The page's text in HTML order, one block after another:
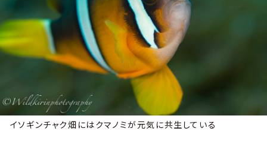
イソギンチャク畑にはクマノミが元気に共生している